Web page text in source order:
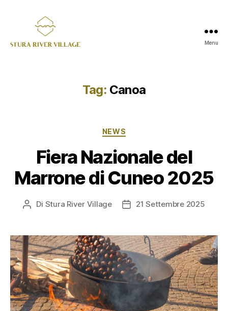
Menu
Tag: Canoa
Categorie
NEWS
Fiera Nazionale del
Marrone di Cuneo 2025
Autore
Di Stura River Village
Data21 Settembre 2025